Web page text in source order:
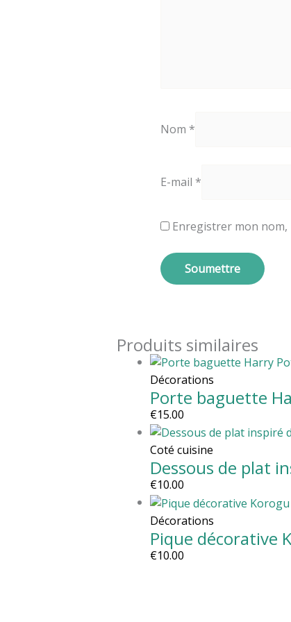
Nom *
E-mail *
Enregistrer mon
Produits similaires
Décorations
Porte baguette
€15.00
Coté cuisine
Dessous de plat
€10.00
Décorations
Pique décorative
€10.00